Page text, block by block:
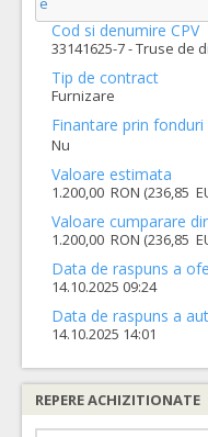
Cod si denumire CPV
33141625-7 - Truse de
Tip de contract
Furnizare
Finantare prin
Nu
Valoare estimata
1.200,00 RON (236,85
Valoare cumparare
1.200,00 RON (236,85
Data de raspuns a
14.10.2025 09:24
Data de raspuns a
14.10.2025 14:01
REPERE ACHIZITIONATE